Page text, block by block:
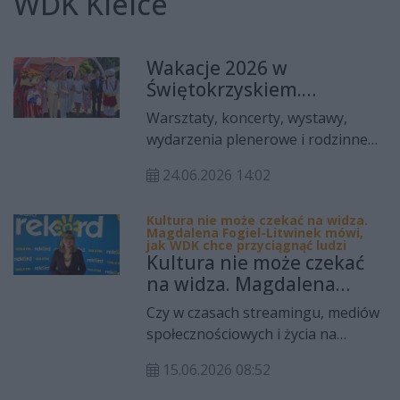
Wakacje 2026 w
Świętokrzyskiem.
Instytucje kultury
przygotowały bogatą
ofertę dla mieszkańców i
turystów
Warsztaty, koncerty, wystawy,
wydarzenia plenerowe i rodzinne
kultury podległych samorządowi
zaprezentowało ofertę na wakacje
2026. Propozycje skierowane są do
dzieci, młodzieży, dorosłych i całych
rodzin, a wiele wydarzeń będzie
dostępnych bezpłatnie.
24.06.2026 14:02
Kultura nie może czekać na widza.
Magdalena Fogiel-Litwinek mówi,
jak WDK chce przyciągnąć ludzi
Kultura nie może czekać
na widza. Magdalena
Fogiel-Litwinek mówi, jak
WDK chce przyciągnąć
ludzi
Czy w czasach streamingu, mediów
społecznościowych i życia na
może jeszcze skutecznie walczyć o
15.06.2026 08:52